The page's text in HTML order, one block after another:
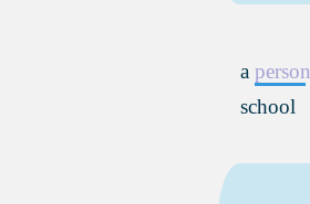
a person
school